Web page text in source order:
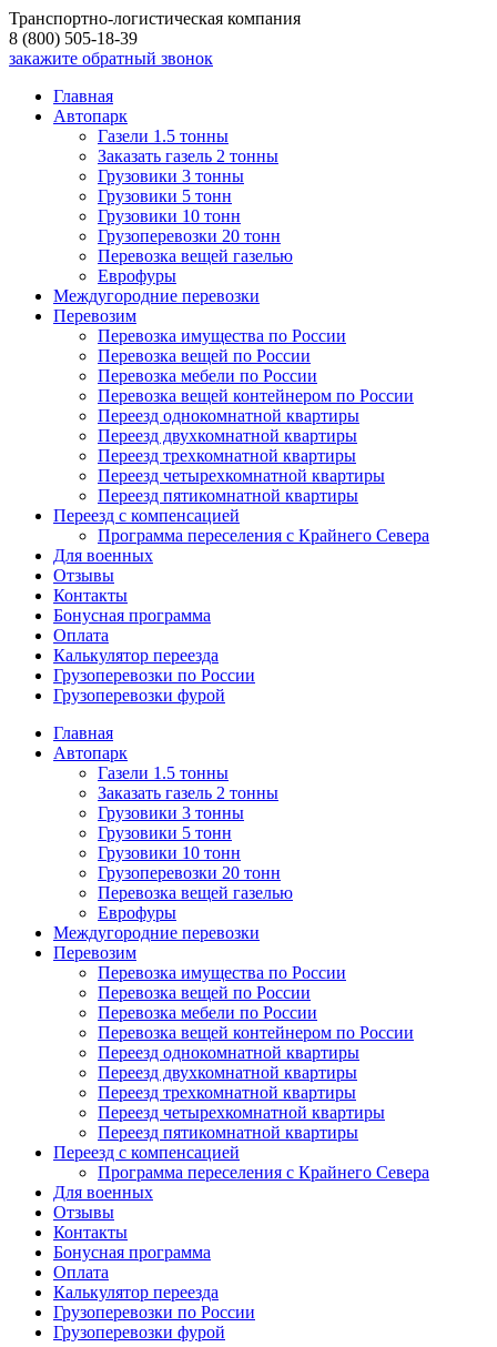
Транспортно-логистическая компания
8 (800) 505-18-39
закажите обратный звонок
Главная
Автопарк
Газели 1.5 тонны
Заказать газель 2 тонны
Грузовики 3 тонны
Грузовики 5 тонн
Грузовики 10 тонн
Грузоперевозки 20 тонн
Перевозка вещей газелью
Еврофуры
Междугородние перевозки
Перевозим
Перевозка имущества по России
Перевозка вещей по России
Перевозка мебели по России
Перевозка вещей контейнером по России
Переезд однокомнатной квартиры
Переезд двухкомнатной квартиры
Переезд трехкомнатной квартиры
Переезд четырехкомнатной квартиры
Переезд пятикомнатной квартиры
Переезд с компенсацией
Программа переселения с Крайнего Севера
Для военных
Отзывы
Контакты
Бонусная программа
Оплата
Калькулятор переезда
Грузоперевозки по России
Грузоперевозки фурой
Главная
Автопарк
Газели 1.5 тонны
Заказать газель 2 тонны
Грузовики 3 тонны
Грузовики 5 тонн
Грузовики 10 тонн
Грузоперевозки 20 тонн
Перевозка вещей газелью
Еврофуры
Междугородние перевозки
Перевозим
Перевозка имущества по России
Перевозка вещей по России
Перевозка мебели по России
Перевозка вещей контейнером по России
Переезд однокомнатной квартиры
Переезд двухкомнатной квартиры
Переезд трехкомнатной квартиры
Переезд четырехкомнатной квартиры
Переезд пятикомнатной квартиры
Переезд с компенсацией
Программа переселения с Крайнего Севера
Для военных
Отзывы
Контакты
Бонусная программа
Оплата
Калькулятор переезда
Грузоперевозки по России
Грузоперевозки фурой